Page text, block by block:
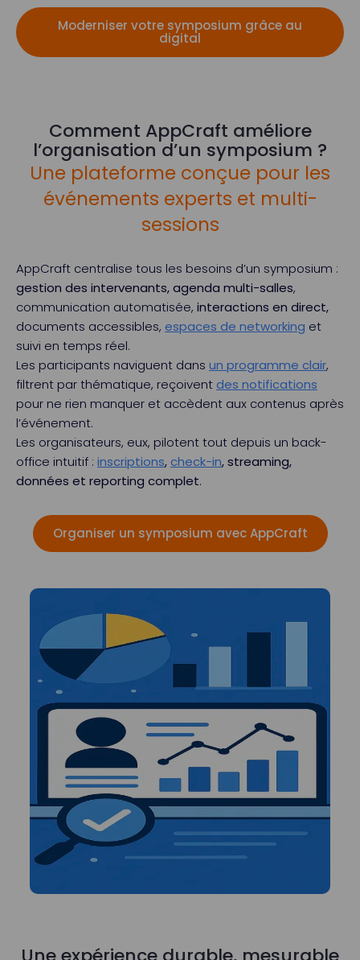
Moderniser votre symposium grâce au
digital
Comment AppCraft améliore
l’organisation d’un symposium ?
Une plateforme conçue pour les
événements experts et multi-
sessions
AppCraft centralise tous les besoins d’un symposium :
gestion des intervenants,agenda multi-salles,
communication automatisée, interactions en direct,
documents accessibles, espaces de networking et
suivi en temps réel.
Les participants naviguent dans un programme clair,
filtrent par thématique, reçoiventdes notifications
pour ne rien manquer et accèdent aux contenus après
l’événement.
Les organisateurs, eux, pilotent tout depuis un back-
office intuitif : inscriptions,check-in, streaming,
données et reporting complet.
Organiser un symposium avec AppCraft